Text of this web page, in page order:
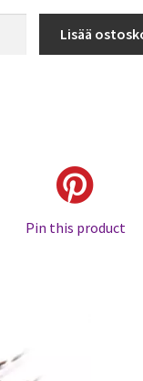
Lisää
Pin this product